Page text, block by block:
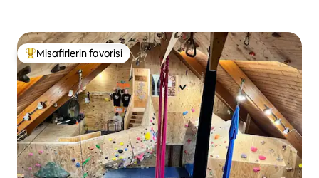
Misafirlerin favorilerinden en beğenilenler arasında
Misafirlerin favorisi